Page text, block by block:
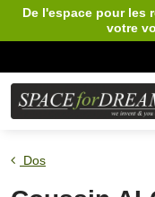
De l'espace pour les
votre
Dos